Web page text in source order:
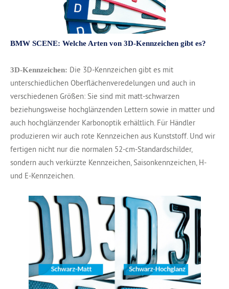
BMW SCENE: Welche Arten von 3D-Kennzeichen gibt es?
3D-Kennzeichen: Die 3D-Kennzeichen gibt es mit
unterschiedlichen Oberflächenveredelungen und auch in
verschiedenen Größen: Sie sind mit matt-schwarzen
beziehungsweise hochglänzenden Lettern sowie in matter und
auch hochglänzender Karbonoptik erhältlich. Für Händler
produzieren wir auch rote Kennzeichen aus Kunststoff. Und wir
fertigen nicht nur die normalen 52-cm-Standardschilder,
sondern auch verkürzte Kennzeichen, Saisonkennzeichen, H-
und E-Kennzeichen.